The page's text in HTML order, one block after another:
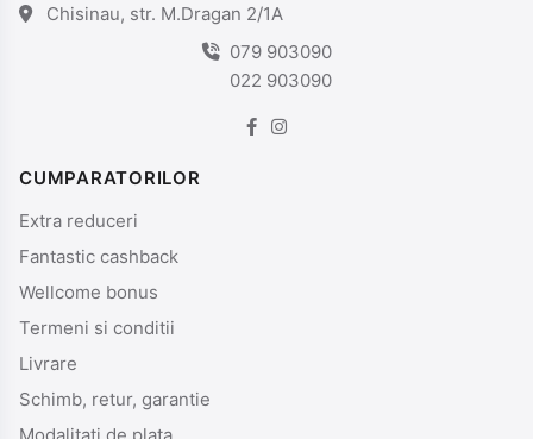
Chisinau, str. M.Dragan 2/1A
079 903090
022 903090
CUMPARATORILOR
Extra reduceri
Fantastic cashback
Wellcome bonus
Termeni si conditii
Livrare
Schimb, retur, garantie